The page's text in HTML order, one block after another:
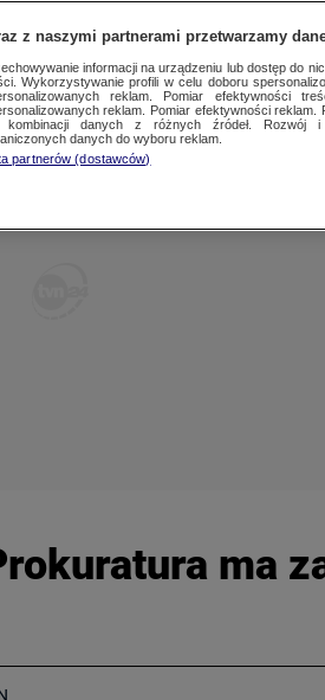
FAKTY O ŚWIECIE
ma
z naszymi partnerami przetwarzamy
informacji na urządzeniu lub dostęp do
Wykorzystywanie profili w celu doboru
reklam. Pomiar efektywności
reklam. Pomiar efektywności
kombinacji danych z różnych źródeł. Rozwój i
danych do wyboru reklam.
partnerów (dostawców)